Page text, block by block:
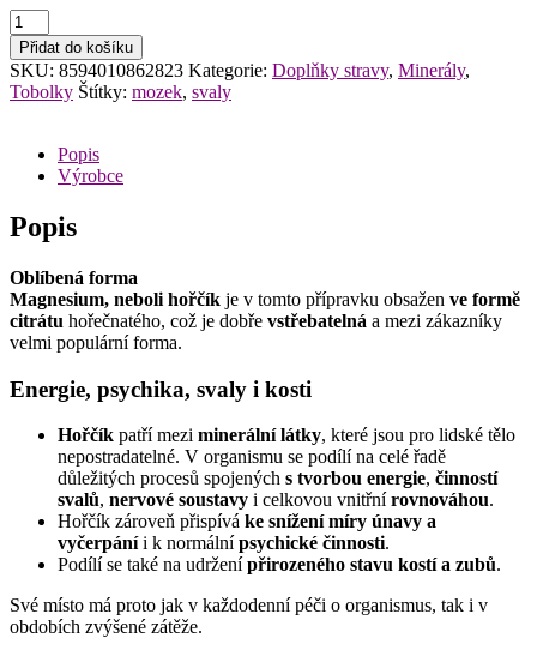
VITAHARMONY
Magnesium
citrát
400
mg
Vitamin
množství
Přidat do košíku
SKU: 8594010862823 Kategorie: Doplňky stravy, Minerály,
Tobolky Štítky: mozek, svaly
Popis
Výrobce
Popis
Oblíbená forma
Magnesium, neboli hořčík je v tomto přípravku obsažen ve formě
citrátu hořečnatého, což je dobře vstřebatelná a mezi zákazníky
velmi populární forma.
Energie, psychika, svaly i kosti
Hořčík patří mezi minerální látky, které jsou pro lidské tělo
nepostradatelné. V organismu se podílí na celé řadě
důležitých procesů spojených s tvorbou energie, činností
svalů, nervové soustavy i celkovou vnitřnírovnováhou.
Hořčík zároveň přispívá ke snížení míry únavy a
vyčerpáníi k normálnípsychické činnosti.
Podílí se také na udrženípřirozeného stavu kostí a zubů.
Své místo má proto jak v každodenní péči o organismus, tak i v
obdobích zvýšené zátěže.